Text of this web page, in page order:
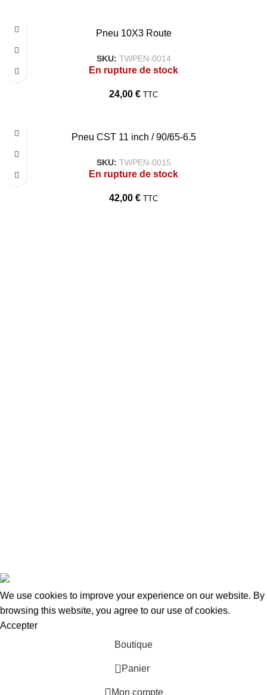
Pneu 10X3 Route
SKU: TWPEN-0014
En rupture de stock
24,00 € TTC
Pneu CST 11 inch / 90/65-6.5
SKU: TWPEN-0015
En rupture de stock
42,00 € TTC
We use cookies to improve your experience on our website. By
browsing this website, you agree to our use of cookies.
Accepter
Boutique
0 Panier
Mon compte